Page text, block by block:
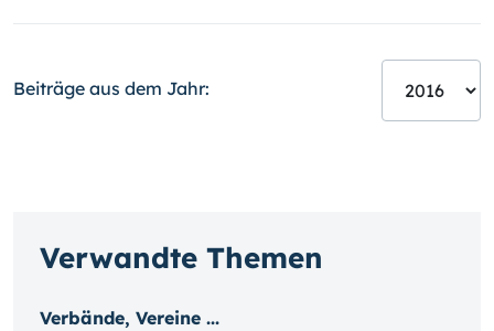
Beiträge aus dem Jahr:
Verwandte Themen
Verbände, Vereine ...